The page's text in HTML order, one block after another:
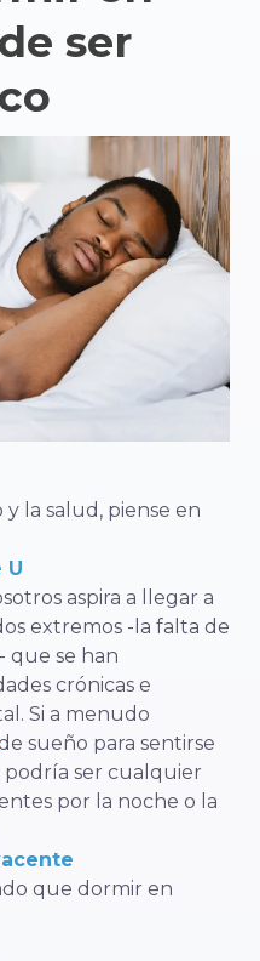
ser
la salud, piense en
U
aspira a llegar a
extremos -la falta de
que se han
crónicas e
Si a menudo
sueño para sentirse
podría ser cualquier
por la noche o la
que dormir en